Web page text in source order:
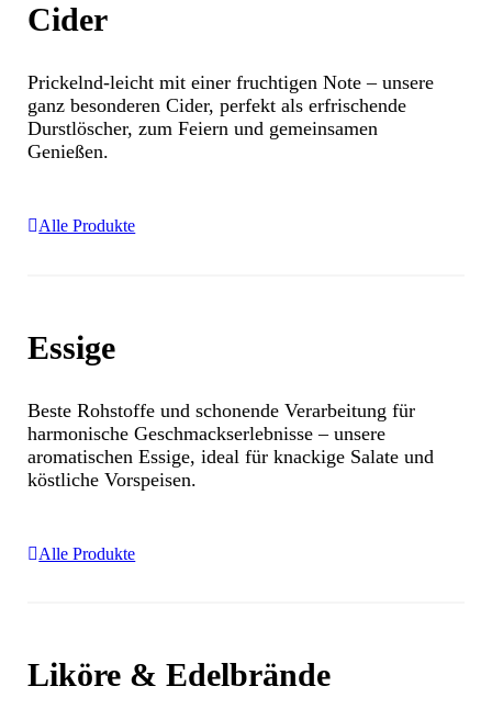
Cider
Prickelnd-leicht mit einer fruchtigen Note – unsere
ganz besonderen Cider, perfekt als erfrischende
Durstlöscher, zum Feiern und gemeinsamen
Genießen.
Alle Produkte
Essige
Beste Rohstoffe und schonende Verarbeitung für
harmonische Geschmackserlebnisse – unsere
aromatischen Essige, ideal für knackige Salate und
köstliche Vorspeisen.
Alle Produkte
Liköre & Edelbrände